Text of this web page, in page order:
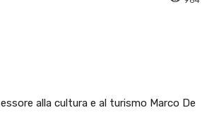
alla cultura e al turismo Marco De